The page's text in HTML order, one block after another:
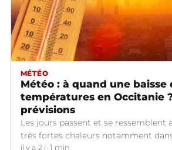
MÉTÉO
Météo : à quand une baisse
températures en Occitanie
prévisions
Les jours passent et se ressemblent
très fortes chaleurs notamment
il y a 2 j 1 min